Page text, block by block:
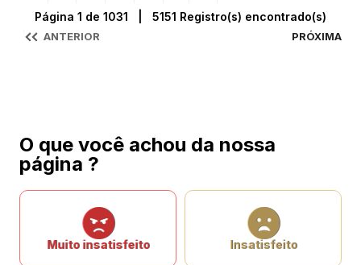
ANTERIOR
Página 1 de 1031 | 5151 Registro(s) encontrado(s)
PRÓXIMA
O que você achou da nossa
página ?
Muito insatisfeito Insatisfeito